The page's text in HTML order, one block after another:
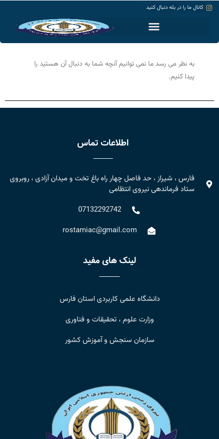
کانال ما را در بله دنبال کنید
به نظر می رسد ما نمی توانیم آنچه شما به دنبال آن هستید را
پیدا کنیم.
اطلاعات تماس
فارس ، شیراز ، حد فاصل چهار راه باغ تخت و میدان آزادی ، روبروی
ستاد فرماندهی نیروی انتظامی
07132292742
rostamiac@gmail.com
لینک های مفید
دانشگاه علمی کاربردی استان فارس
وزارت علوم ، تحقیقات و فناوری
سازمان سنجش و آموزش کشور